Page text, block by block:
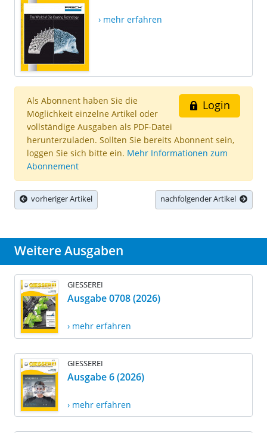
› mehr erfahren
Login
Als Abonnent haben Sie die
Möglichkeit einzelne Artikel oder
vollständige Ausgaben als PDF-Datei
herunterzuladen. Sollten Sie bereits Abonnent sein,
loggen Sie sich bitte ein. Mehr Informationen zum
Abonnement
vorheriger Artikel nachfolgender Artikel
Weitere Ausgaben
GIESSEREI
Ausgabe 0708 (2026)
› mehr erfahren
GIESSEREI
Ausgabe 6 (2026)
› mehr erfahren